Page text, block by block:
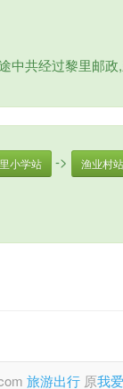
共经过黎里邮
小学站 -> 渔业村站
旅游出行原我